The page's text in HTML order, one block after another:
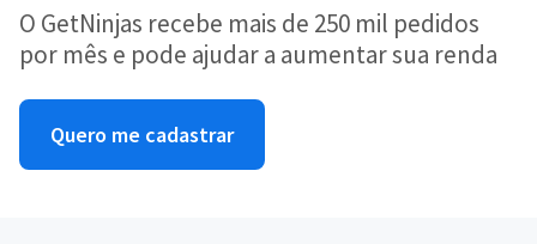
O GetNinjas recebe mais de 250 mil pedidos
por mês e pode ajudar a aumentar sua renda
Quero me cadastrar